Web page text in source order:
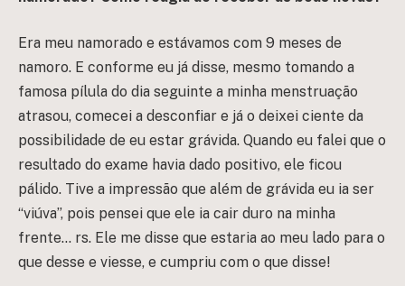
Era meu namorado e estávamos com 9 meses de
namoro. E conforme eu já disse, mesmo tomando a
famosa pílula do dia seguinte a minha menstruação
atrasou, comecei a desconfiar e já o deixei ciente da
possibilidade de eu estar grávida. Quando eu falei que o
resultado do exame havia dado positivo, ele ficou
pálido. Tive a impressão que além de grávida eu ia ser
“viúva”, pois pensei que ele ia cair duro na minha
frente… rs. Ele me disse que estaria ao meu lado para o
que desse e viesse, e cumpriu com o que disse!